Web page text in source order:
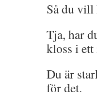
Så du vill
Tja, har
kloss i ett
Du är
för det.